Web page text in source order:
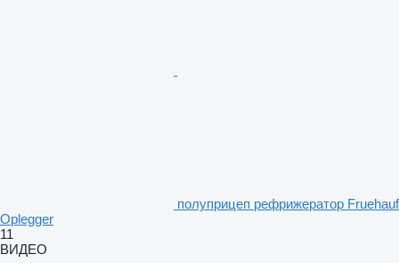
полуприцеп рефрижератор Fruehauf
Oplegger
11
ВИДЕО